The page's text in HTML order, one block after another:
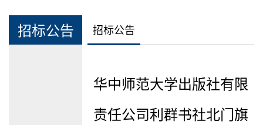
招标公告 招标公告
华中师范大学出版社有限
责任公司利群书社北门旗